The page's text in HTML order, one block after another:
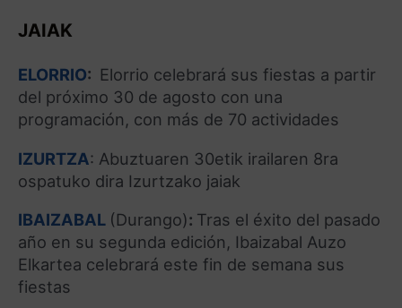
JAIAK
ELORRIO: Elorrio celebrará sus fiestas a partir
del próximo 30 de agosto con una
programación, con más de 70 actividades
IZURTZA: Abuztuaren 30etik irailaren 8ra
ospatuko dira Izurtzako jaiak
IBAIZABAL (Durango): Tras el éxito del pasado
año en su segunda edición, Ibaizabal Auzo
Elkartea celebrará este fin de semana sus
fiestas